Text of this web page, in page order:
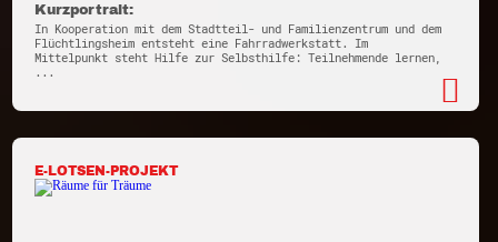
Kurzportrait:
In Kooperation mit dem Stadtteil- und Familienzentrum und dem
Flüchtlingsheim entsteht eine Fahrradwerkstatt. Im
Mittelpunkt steht Hilfe zur Selbsthilfe: Teilnehmende lernen,
...
E-LOTSEN-PROJEKT